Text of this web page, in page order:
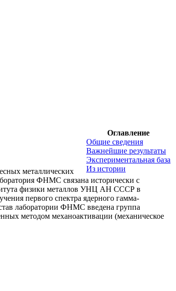
Оглавление
Общие сведения
Важнейшие результаты
Экспериментальная база
Из истории
металлических
ФНМС связана исторически с
физики металлов УНЦ АН СССР в
первого спектра ядерного гамма-
лаборатории ФНМС введена группа
методом механоактивации (механическое